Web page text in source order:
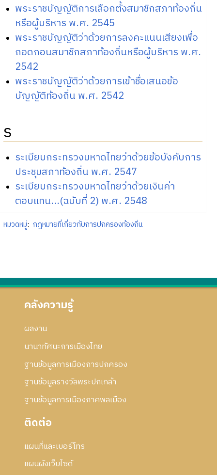
พระราชบัญญัติการเลือกตั้งสมาชิกสภาท้องถิ่น
หรือผู้บริหาร พ.ศ. 2545
พระราชบัญญัติว่าด้วยการลงคะแนนเสียงเพื่อ
ถอดถอนสมาชิกสภาท้องถิ่นหรือผู้บริหาร พ.ศ.
2542
พระราชบัญญัติว่าด้วยการเข้าชื่อเสนอข้อ
บัญญัติท้องถิ่น พ.ศ. 2542
ร
ระเบียบกระทรวงมหาดไทยว่าด้วยข้อบังคับการ
ประชุมสภาท้องถิ่น พ.ศ. 2547
ระเบียบกระทรวงมหาดไทยว่าด้วยเงินค่า
ตอบแทน...(ฉบับที่ 2) พ.ศ. 2548
หมวดหมู่: กฎหมายที่เกี่ยวกับการปกครองท้องถิ่น
คลังความรู้
ผลงาน
นานาทัศนะการเมืองไทย
ฐานข้อมูลการเมืองการปกครอง
ฐานข้อมูลรางวัลพระปกเกล้า
ฐานข้อมูลการเมืองภาคพลเมือง
ติดต่อ
แผนที่และเบอร์โทร
แผนผังเว็บไซด์